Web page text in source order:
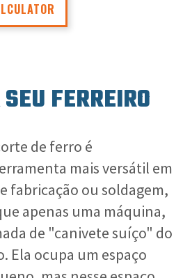
FERREIRO
de ferro é
mais versátil em
fabricação ou soldagem,
apenas uma máquina,
de "canivete suíço" do
Ela ocupa um espaço